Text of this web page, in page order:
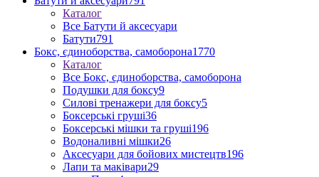
Каталог
Все Батути й аксесуари
Батути791
Бокс, єдиноборства, самоборона1770
Каталог
Все Бокс, єдиноборства, самоборона
Подушки для боксу9
Силові тренажери для боксу5
Боксерські груші36
Боксерські мішки та груші196
Водоналивні мішки26
Аксесуари для бойових мистецтв196
Лапи та маківари29